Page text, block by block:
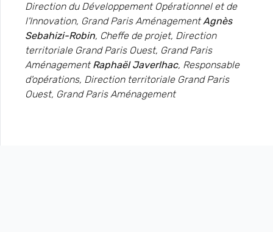
Direction du Développement Opérationnel et de
l'Innovation, Grand Paris AménagementAgnès
Sebahizi-Robin, Cheffe de projet, Direction
territoriale Grand Paris Ouest, Grand Paris
Aménagement Raphaël Javerlhac, Responsable
d'opérations, Direction territoriale Grand Paris
Ouest, Grand Paris Aménagement